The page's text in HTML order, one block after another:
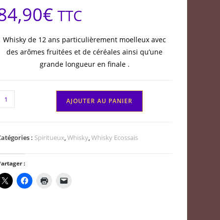
€ TTC
Whisky de 12 ans particulièrement moelleux avec
des arômes fruitées et de céréales ainsi qu’une
grande longueur en finale .
AJOUTER AU PANIER
: Spiritueux,Whisky,Whisky Ecossais
: